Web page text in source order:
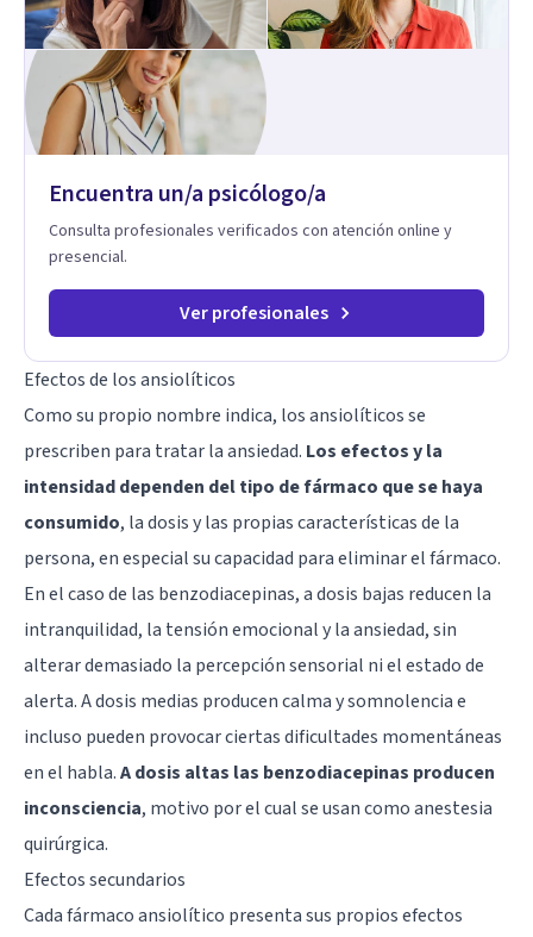
Encuentra un/a psicólogo/a
Consulta profesionales verificados con atención online y
presencial.
Ver profesionales
Efectos de los ansiolíticos
Como su propio nombre indica, los ansiolíticos se
prescriben para tratar la ansiedad. Los efectos y la
intensidad dependen del tipo de fármaco que se haya
consumido, la dosis y las propias características de la
persona, en especial su capacidad para eliminar el fármaco.
En el caso de las benzodiacepinas, a dosis bajas reducen la
intranquilidad, la tensión emocional y la ansiedad, sin
alterar demasiado la percepción sensorial ni el estado de
alerta. A dosis medias producen calma y somnolencia e
incluso pueden provocar ciertas dificultades momentáneas
en el habla.A dosis altas las benzodiacepinas producen
inconsciencia, motivo por el cual se usan como anestesia
quirúrgica.
Efectos secundarios
Cada fármaco ansiolítico presenta sus propios efectos